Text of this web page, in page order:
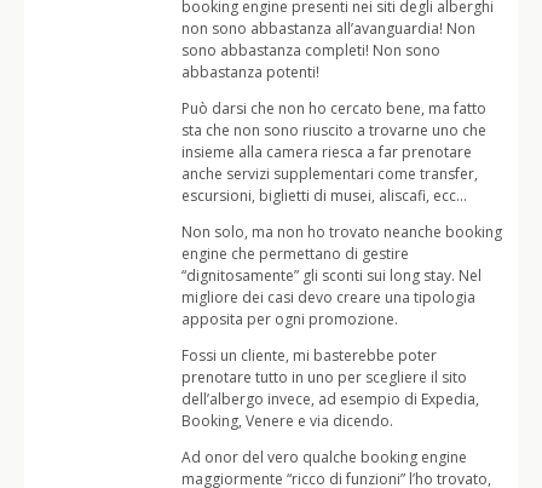
booking engine presenti nei siti degli alberghi
non sono abbastanza all’avanguardia! Non
sono abbastanza completi! Non sono
abbastanza potenti!
Può darsi che non ho cercato bene, ma fatto
sta che non sono riuscito a trovarne uno che
insieme alla camera riesca a far prenotare
anche servizi supplementari come transfer,
escursioni, biglietti di musei, aliscafi, ecc…
Non solo, ma non ho trovato neanche booking
engine che permettano di gestire
“dignitosamente” gli sconti sui long stay. Nel
migliore dei casi devo creare una tipologia
apposita per ogni promozione.
Fossi un cliente, mi basterebbe poter
prenotare tutto in uno per scegliere il sito
dell’albergo invece, ad esempio di Expedia,
Booking, Venere e via dicendo.
Ad onor del vero qualche booking engine
maggiormente “ricco di funzioni” l’ho trovato,